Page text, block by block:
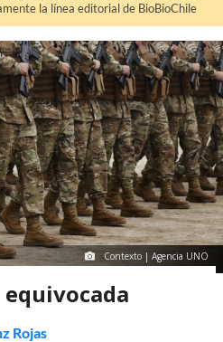
la línea editorial de BioBioChile
Contexto | Agencia UNO
Rojas